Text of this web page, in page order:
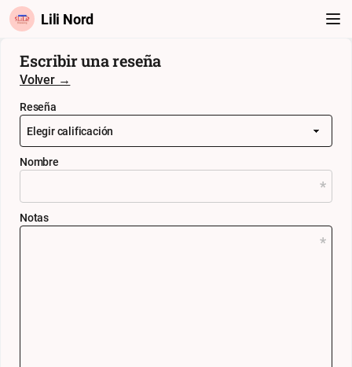
Lili Nord
Escribir una reseña
Volver →
Reseña
Nombre
Notas